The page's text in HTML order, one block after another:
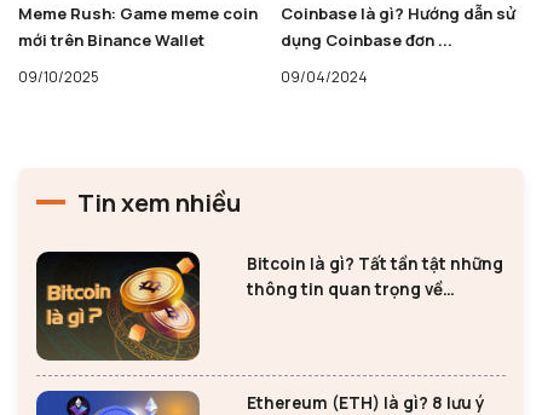
Coinbase là gì? Hướng dẫn sử
dụng Coinbase đơn ...
09/04/2024
Chính sách tài khóa là gì? Tác
động của chính ...
15/02/2024
Tin xem nhiều
Bitcoin là gì? Tất tần tật những
thông tin quan trọng về
Ethereum (ETH) là gì? 8 lưu ý